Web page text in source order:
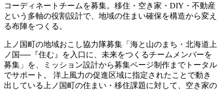
コーディネートチームを募集。移住・空き家・DIY・不動産
という多軸の役割設計で、地域の住まい確保を構造から変え
る布陣をつくる。
上ノ国町の地域おこし協力隊募集「海と山のまち・北海道上
ノ国──『住む』を入口に、未来をつくるチームメンバーを
募集」を、ミッション設計から募集ページ制作までトータル
でサポート。 洋上風力の促進区域に指定されたことで動き
出している上ノ国町の住まい・移住課題に対して、空き家の